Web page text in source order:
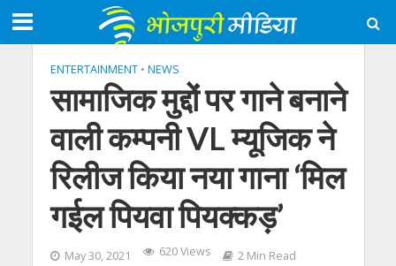
ENTERTAINMENT • NEWS
सामाजिक मुद्दों पर गाने बनाने
वाली कम्पनी VL म्यूजिक ने
रिलीज किया नया गाना ‘मिल
गईल पियवा पियक्कड़’
May 30, 2021 620 Views 2 Min Read